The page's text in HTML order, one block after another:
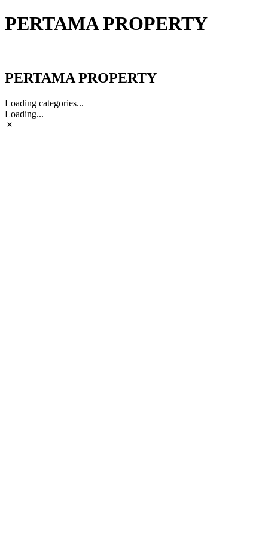
PERTAMA PROPERTY
PERTAMA PROPERTY
Loading categories...
Loading...